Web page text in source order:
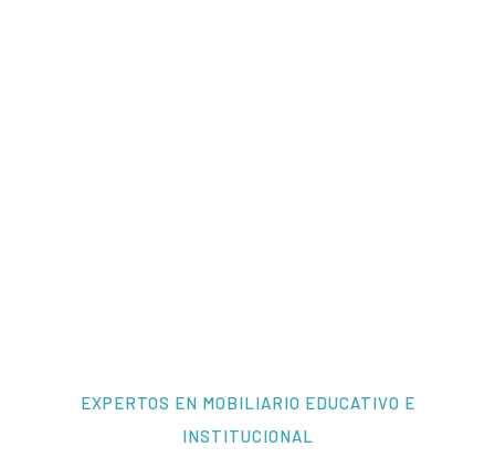
EXPERTOS EN MOBILIARIO EDUCATIVO E
INSTITUCIONAL